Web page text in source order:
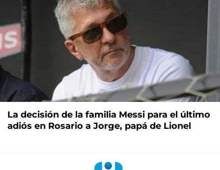
La decisión de la familia Messi para el último
adiós en Rosario a Jorge, papá de Lionel